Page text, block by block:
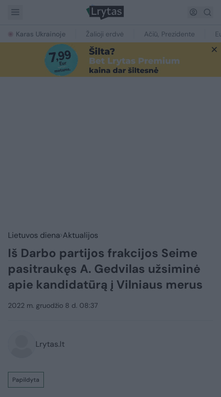
Karas Ukrainoje Žalioji erdvė Ačiū, Prezidente
Lietuvos diena Aktualijos
Iš Darbo partijos frakcijos Seime
pasitraukęs A. Gedvilas užsiminė
apie kandidatūrą į Vilniaus merus
2022 m. gruodžio 8 d. 08:37
Lrytas.lt
Papildyta